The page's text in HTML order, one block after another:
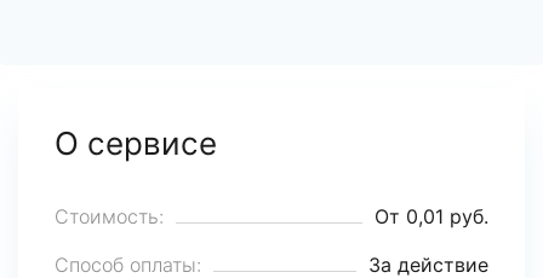
О сервисе
Стоимость:
От 0,01 руб.
Способ оплаты:
За действие